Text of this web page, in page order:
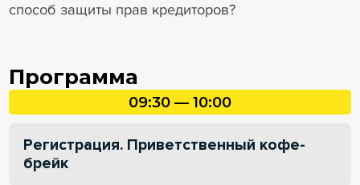
способ защиты прав кредиторов?
Программа
09:30 — 10:00
Регистрация. Приветственный кофе-
брейк